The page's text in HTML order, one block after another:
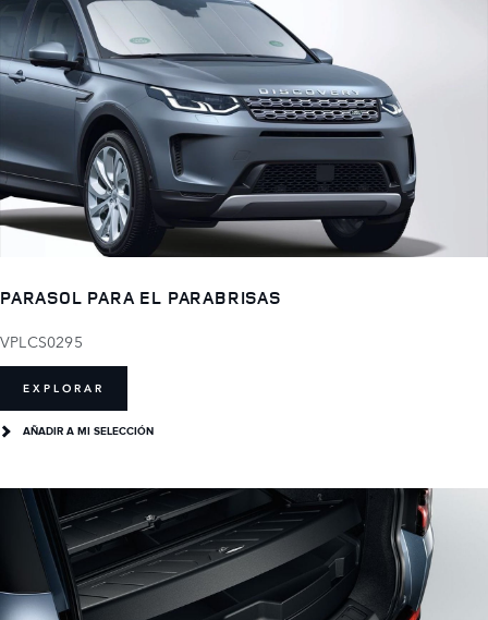
PARASOL PARA EL PARABRISAS
VPLCS0295
EXPLORAR
AÑADIR A MI SELECCIÓN